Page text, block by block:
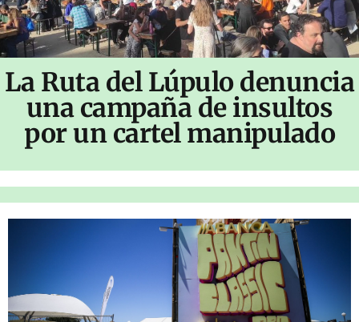
La Ruta del Lúpulo denuncia
una campaña de insultos
por un cartel manipulado